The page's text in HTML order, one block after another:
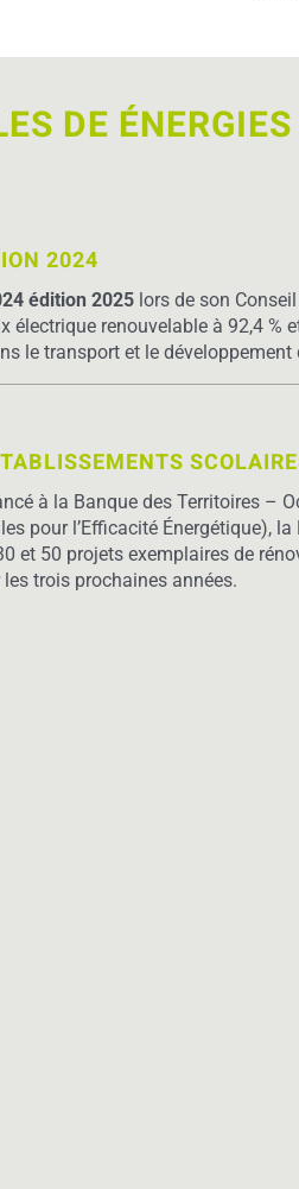
DE
2024
édition 2025lors de son
renouvelable à 92,4 %
le transport et le développement
à la Banque des Territoires –
pour l’Efficacité Énergétique), la
et 50 projets exemplaires de
trois prochaines années.